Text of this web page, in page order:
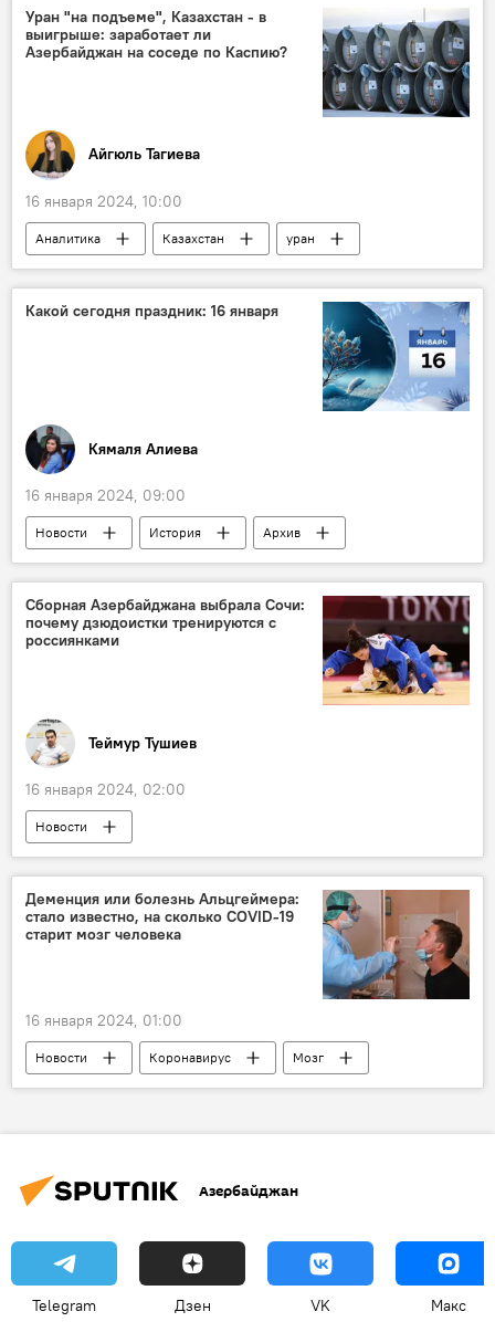
котировки
Ближний Восток
Саудовская Аравия
Ливия
Йемен
Уран "на подъеме", Казахстан - в
выигрыше: заработает ли
Азербайджан на соседе по Каспию?
Айгюль Тагиева
16 января 2024, 10:00
Аналитика Казахстан
уран
Поставки
Азербайджан
Транзит
Средний коридор
Транскаспийский международный транспортный маршрут
Россия
Какой сегодня праздник: 16 января
Кямаля Алиева
16 января 2024, 09:00
Новости История
Архив
Какой сегодня праздник
Кто сегодня родился
Азербайджан
Лига наций
СССР
луноход
Сборная Азербайджана выбрала Сочи:
почему дзюдоистки тренируются с
россиянками
Теймур Тушиев
16 января 2024, 02:00
Новости
Женская сборная Азербайджана по дзюдо
Россия
Сочи
учебно-тренировочные сборы
Подготовка
Деменция или болезнь Альцгеймера:
стало известно, на сколько COVID-19
старит мозг человека
16 января 2024, 01:00
Новости Коронавирус
Мозг
Старение
Предупреждение
Медицина
ЗдоровьеАзербайджан
Telegram Дзен VK Макс